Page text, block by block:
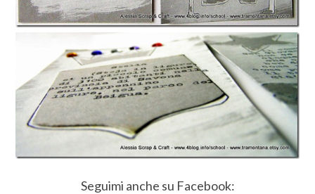
Seguimi anche su Facebook: